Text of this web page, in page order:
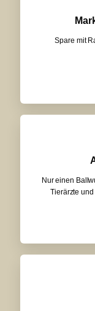
Spare mit
Nur einen
Tierärzte